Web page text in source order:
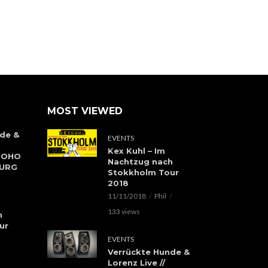
&
MOST VIEWED
EVENTS
Kex Kuhl – Im
Nachtzug nach
Stokkholm Tour
2018
11/11/2018
Phil
133 views
EVENTS
Verrückte Hunde &
Lorenz Live //